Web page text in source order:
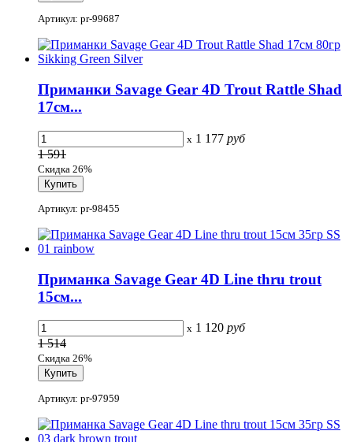
Артикул: pr-99687
Приманки Savage Gear 4D Trout Rattle Shad
17см...
x 1 177 руб
1 591
Скидка 26%
Артикул: pr-98455
Приманка Savage Gear 4D Line thru trout
15см...
x 1 120 руб
1 514
Скидка 26%
Артикул: pr-97959